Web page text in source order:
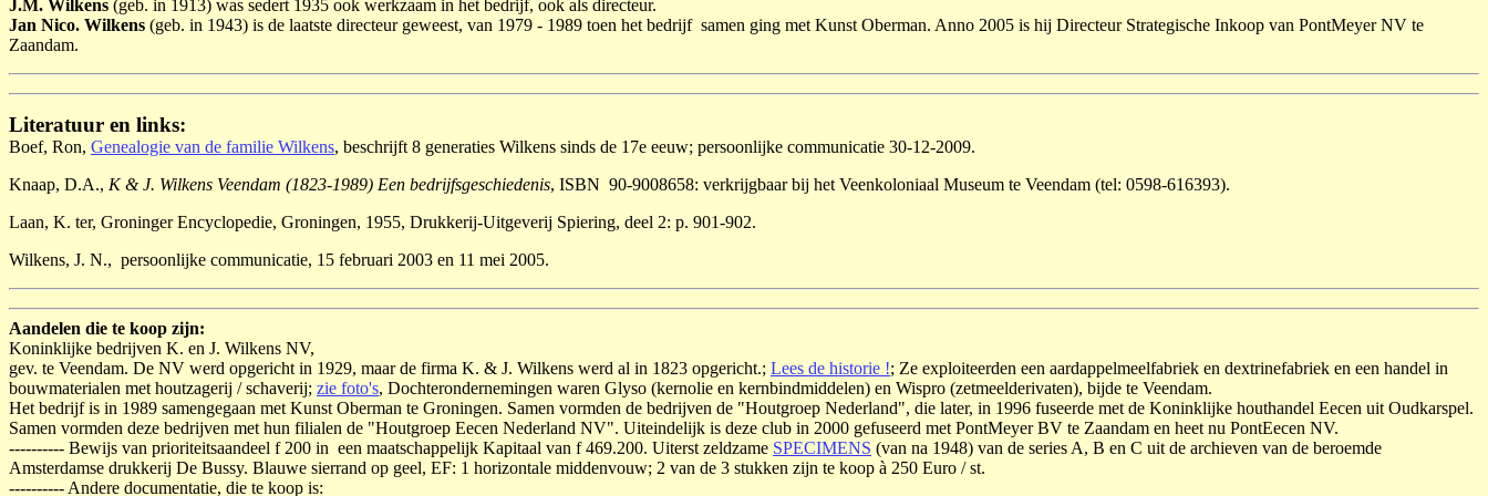
J.M. Wilkens (geb. in 1913) was sedert 1935 ook werkzaam in het bedrijf, ook als directeur.
Jan Nico. Wilkens (geb. in 1943) is de laatste directeur geweest, van 1979 - 1989 toen het bedrijf samen ging met Kunst Oberman. Anno 2005 is hij Directeur Strategische Inkoop van PontMeyer NV te
Zaandam.
Literatuur en links:
Boef, Ron, Genealogie van de familie Wilkens, beschrijft 8 generaties Wilkens sinds de 17e eeuw; persoonlijke communicatie 30-12-2009.
Knaap, D.A., K & J. Wilkens Veendam (1823-1989) Een bedrijfsgeschiedenis, ISBN 90-9008658: verkrijgbaar bij het Veenkoloniaal Museum te Veendam (tel: 0598-616393).
Laan, K. ter, Groninger Encyclopedie, Groningen, 1955, Drukkerij-Uitgeverij Spiering, deel 2: p. 901-902.
Wilkens, J. N., persoonlijke communicatie, 15 februari 2003 en 11 mei 2005.
Aandelen die te koop zijn:
Koninklijke bedrijven K. en J. Wilkens NV,
gev. te Veendam. De NV werd opgericht in 1929, maar de firma K. & J. Wilkens werd al in 1823 opgericht.; Lees de historie !; Ze exploiteerden een aardappelmeelfabriek en dextrinefabriek en een handel in
bouwmaterialen met houtzagerij / schaverij; zie foto's, Dochterondernemingen waren Glyso (kernolie en kernbindmiddelen) en Wispro (zetmeelderivaten), bijde te Veendam.
Het bedrijf is in 1989 samengegaan met Kunst Oberman te Groningen. Samen vormden de bedrijven de "Houtgroep Nederland", die later, in 1996 fuseerde met de Koninklijke houthandel Eecen uit Oudkarspel.
Samen vormden deze bedrijven met hun filialen de "Houtgroep Eecen Nederland NV". Uiteindelijk is deze club in 2000 gefuseerd met PontMeyer BV te Zaandam en heet nu PontEecen NV.
---------- Bewijs van prioriteitsaandeel f 200 in een maatschappelijk Kapitaal van f 469.200. Uiterst zeldzame SPECIMENS (van na 1948) van de series A, B en C uit de archieven van de beroemde
Amsterdamse drukkerij De Bussy. Blauwe sierrand op geel, EF: 1 horizontale middenvouw; 2 van de 3 stukken zijn te koop à 250 Euro / st.
---------- Andere documentatie, die te koop is: